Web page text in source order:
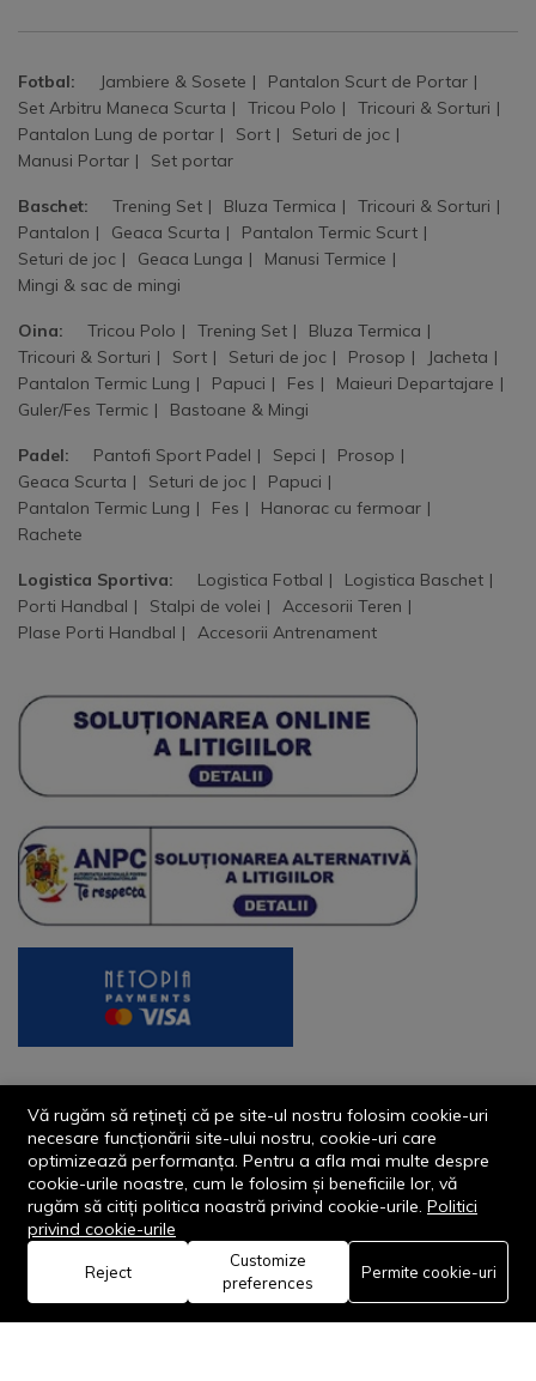
Adaugă in coş
Fotbal: Jambiere & Sosete
Pantalon Scurt de Portar
Set Arbitru Maneca Scurta
Tricou Polo
Tricouri & Sorturi
Pantalon Lung de portar
Sort
Seturi de joc
Manusi Portar
Set portar
Baschet: Trening Set Bluza Termica
Tricouri & Sorturi
Pantalon
Geaca Scurta
Pantalon Termic Scurt
Seturi de joc
Geaca Lunga
Manusi Termice
Mingi & sac de mingi
Oina: Tricou Polo Trening Set
Bluza Termica
Tricouri & Sorturi
Sort Seturi de joc Prosop
Jacheta
Pantalon Termic Lung
Papuci Fes
Maieuri Departajare
Guler/Fes Termic
Bastoane & Mingi
Padel: Pantofi Sport Padel Sepci
Prosop
Geaca Scurta
Seturi de joc
Papuci
Pantalon Termic Lung
Fes
Hanorac cu fermoar
Rachete
Logistica Sportiva: Logistica Fotbal
Logistica Baschet
Porti Handbal
Stalpi de volei
Accesorii Teren
Plase Porti Handbal
Accesorii Antrenament
© 2013-2026 - Dornik Total Services S.R.L. CUI 32211812
Reg.Com. J13/1996/2013, Str. Transilvaniei, Nr. 19A
Acasă Categorie
0
Coș Favorite Cont
Vă rugăm să rețineți că pe site-ul nostru folosim cookie-uri
necesare funcționării site-ului nostru, cookie-uri care
optimizează performanța. Pentru a afla mai multe despre
cookie-urile noastre, cum le folosim și beneficiile lor, vă
rugăm să citiți politica noastră privind cookie-urile. Politici
privind cookie-urile
Reject
Customize
preferences
Permite cookie-uri